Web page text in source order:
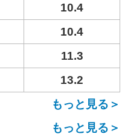
10.4
10.4
11.3
13.2
もっと見る＞
もっと見る＞